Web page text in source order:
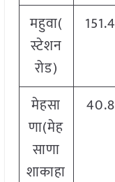
महुवा(
स्टेशन
रोड)
151.4
मेहसा
णा(मेह
साणा
शाकाहा
40.8